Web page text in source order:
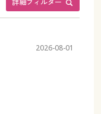
詳細フィルター
2026-08-01